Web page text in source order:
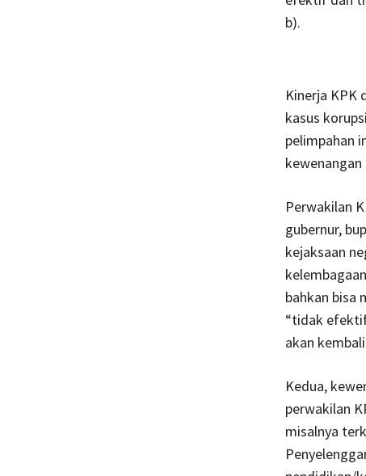
b).
Kinerja KPK
kasus
pelimpahan
Perwakilan
gubernur,
kejaksaan
bahkan bisa
“tidak
akan
Kedua,
perwakilan
misalnya